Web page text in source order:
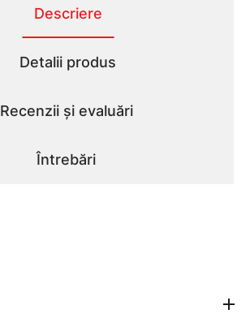
Descriere
Detalii produs
Recenzii și evaluări
Întrebări